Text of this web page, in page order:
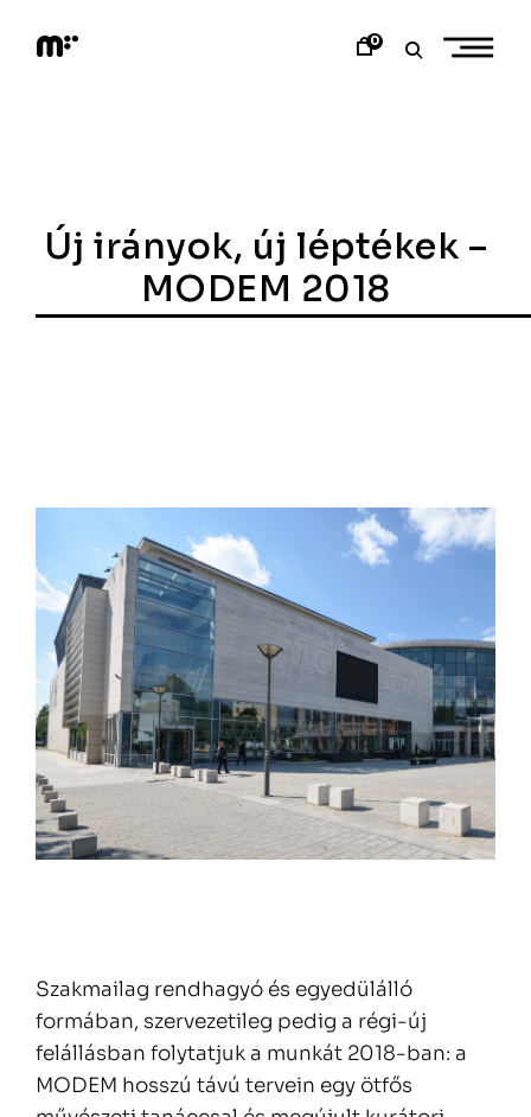
content
0
Új irányok, új léptékek –
MODEM 2018
Szakmailag rendhagyó és egyedülálló
formában, szervezetileg pedig a régi-új
felállásban folytatjuk a munkát 2018-ban: a
MODEM hosszú távú tervein egy ötfős